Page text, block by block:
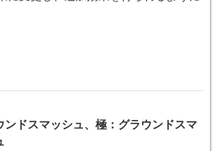
ンドスマッシュ、極：グラウンドスマ